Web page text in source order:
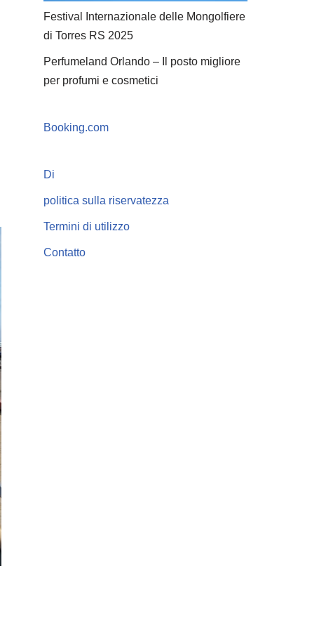
Festival Internazionale delle Mongolfiere
di Torres RS 2025
Perfumeland Orlando – Il posto migliore
per profumi e cosmetici
Booking.com
Di
politica sulla riservatezza
Termini di utilizzo
Contatto